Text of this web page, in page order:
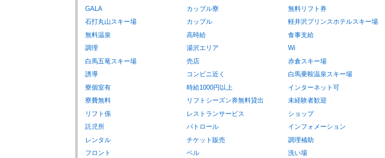
GALA
カップル寮
無料リフト券
石打丸山スキー場
カップル
軽井沢プリンスホテルスキー場
無料温泉
高時給
食事支給
調理
湯沢エリア
Wi
白馬五竜スキー場
売店
赤倉スキー場
誘導
コンビニ近く
白馬乗鞍温泉スキー場
寮個室有
時給1000円以上
インターネット可
寮費無料
リフトシーズン券無料貸出
未経験者歓迎
リフト係
レストランサービス
ショップ
託児所
パトロール
インフォメーション
レンタル
チケット販売
調理補助
フロント
ベル
洗い場